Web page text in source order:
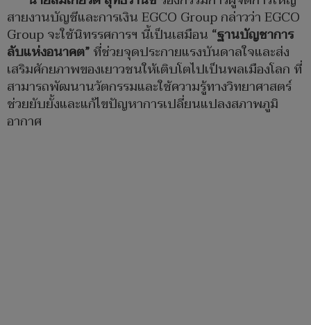
สายงานบัญชีและการเงิน EGCO Group กล่าวว่า EGCO
Group จะใช้นิทรรศการฯ นี้เป็นเสมือน “ฐานบัญชาการ
ลับแห่งอนาคต”ที่ช่วยจุดประกายแรงบันดาลใจและส่ง
เสริมศักยภาพของเยาวชนให้เติบโตไปเป็นพลเมืองโลก ที่
สามารถพัฒนานวัตกรรมและใช้ความรู้ทางวิทยาศาสตร์
ช่วยยับยั้งและแก้ไขปัญหาการเปลี่ยนแปลงสภาพภูมิ
อากาศ